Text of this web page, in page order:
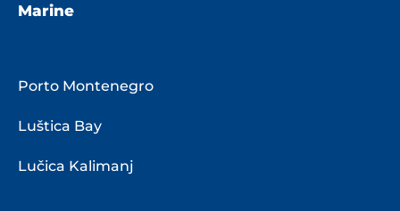
Marine
Porto Montenegro
Luštica Bay
Lučica Kalimanj